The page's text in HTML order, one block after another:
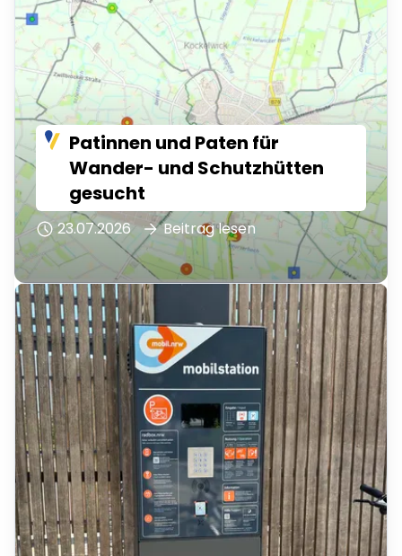
Patinnen und Paten für
Wander- und Schutzhütten
gesucht
23.07.2026 Beitrag lesen